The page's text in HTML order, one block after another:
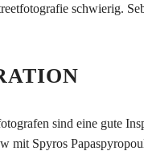
schwierig.
sind eine gute
mit Spyros